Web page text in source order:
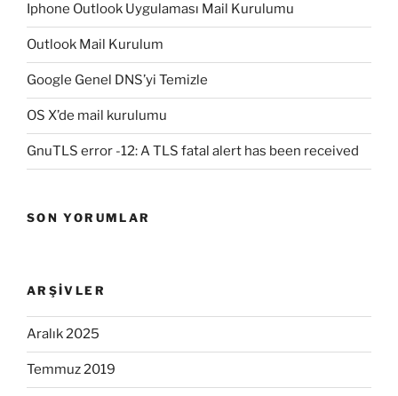
Iphone Outlook Uygulaması Mail Kurulumu
Outlook Mail Kurulum
Google Genel DNS’yi Temizle
OS X’de mail kurulumu
GnuTLS error -12: A TLS fatal alert has been received
SON YORUMLAR
ARŞIVLER
Aralık 2025
Temmuz 2019